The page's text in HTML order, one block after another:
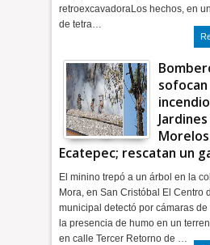
retroexcavadoraLos hechos, en
de tetra…
sofocan
Ecatepec; rescatan un
El minino trepó a un árbol en la
Mora, en San Cristóbal El Centro
municipal detectó por cámaras
la presencia de humo en un
en calle Tercer Retorno de …